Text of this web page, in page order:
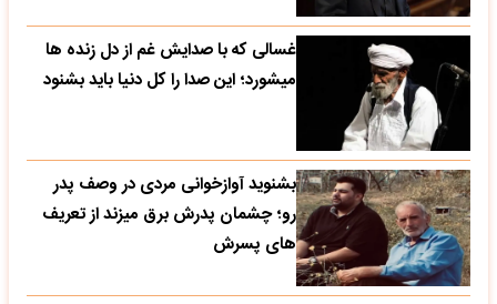
غسالی که با صدایش غم از دل زنده ها
میشورد؛ این صدا را کل دنیا باید بشنود
بشنوید آوازخوانی مردی در وصف پدر
رو؛ چشمان پدرش برق میزند از تعریف
های پسرش